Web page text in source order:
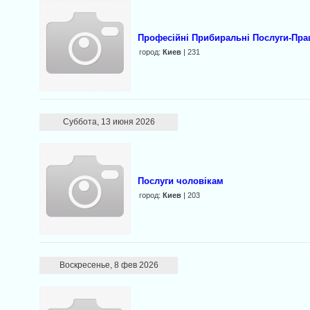
Професiйнi Прибиральнi Послуги-
город:Киев | 231
Суббота, 13 июня 2026
Послуги чоловікам
город:Киев | 203
Воскресенье, 8 фев 2026